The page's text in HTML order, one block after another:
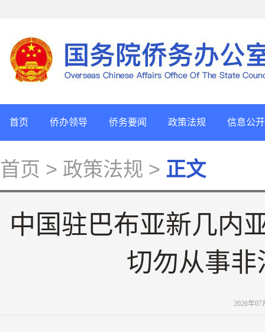
首页 侨办领导 侨务要闻 政策法规 信息公开
首页 > 政策法规 > 正文
中国驻巴布亚新几内
切勿从事
2026年